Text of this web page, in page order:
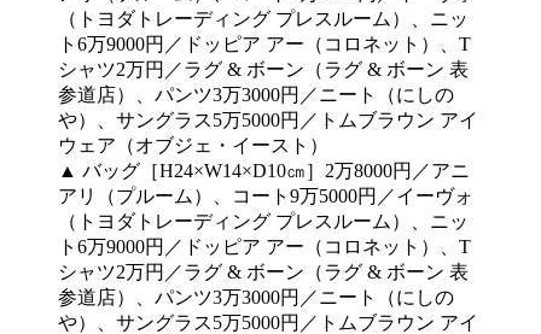
▲ バッグ［H24×W14×D10㎝］2万8000円／アニ
アリ（プルーム）、コート9万5000円／イーヴォ
（トヨダトレーディング プレスルーム）、ニッ
ト6万9000円／ドッピア アー（コロネット）、T
シャツ2万円／ラグ & ボーン（ラグ & ボーン 表
参道店）、パンツ3万3000円／ニート（にしの
や）、サングラス5万5000円／トムブラウン アイ